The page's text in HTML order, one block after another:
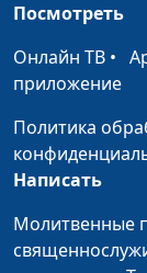
ничего не
счастья
Присутствие
Посмотреть
Онлайн ТВ •
приложение
Политика
Написать
Молитвенные